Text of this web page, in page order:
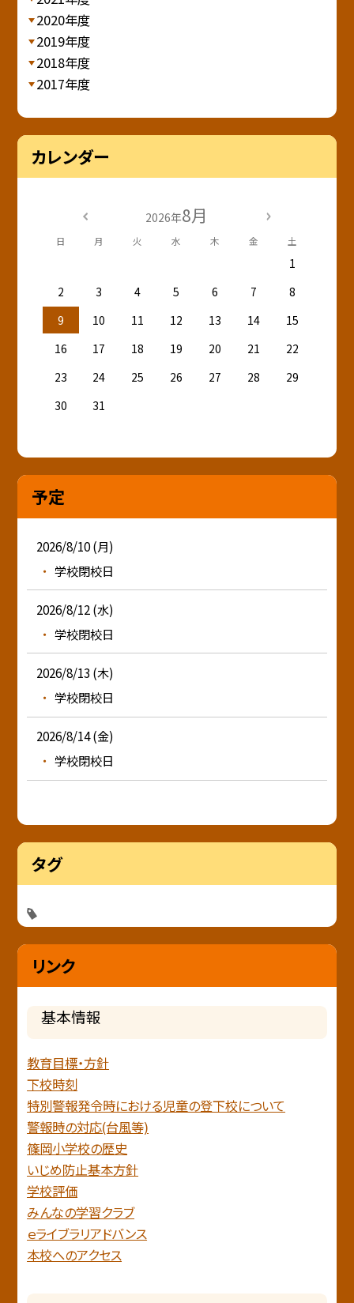
2020年度
2019年度
2018年度
2017年度
カレンダー
2026年8月
日 月 火 水 木 金 土
1
2
3 4 5 6 7
8
9
10 11 12 13 14
15
16
17 18 19 20 21
22
23
24 25 26 27 28
29
30
31
予定
2026/8/10 (月)
学校閉校日
2026/8/12 (水)
学校閉校日
2026/8/13 (木)
学校閉校日
2026/8/14 (金)
学校閉校日
タグ
リンク
基本情報
教育目標・方針
下校時刻
特別警報発令時における児童の登下校について
警報時の対応(台風等)
篠岡小学校の歴史
いじめ防止基本方針
学校評価
みんなの学習クラブ
ｅライブラリアドバンス
本校へのアクセス